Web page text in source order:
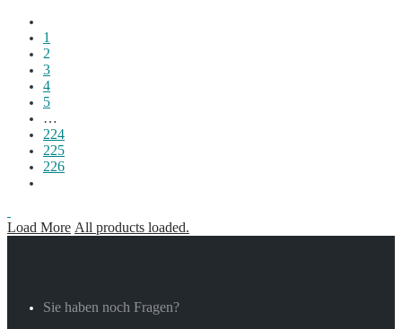
1
2
3
4
5
…
224
225
226
Load More All products loaded.
Sie haben noch Fragen?